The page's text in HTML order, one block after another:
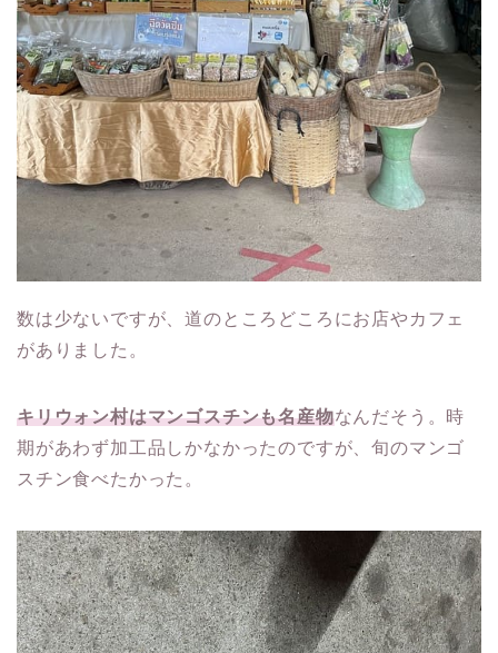
数は少ないですが、道のところどころにお店やカフェ
がありました。
キリウォン村はマンゴスチンも名産物なんだそう。時
期があわず加工品しかなかったのですが、旬のマンゴ
スチン食べたかった。